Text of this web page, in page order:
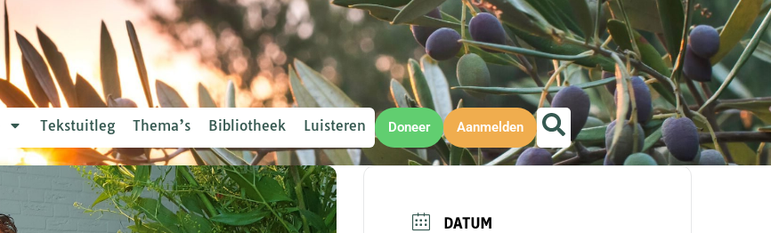
Tekstuitleg Thema’s Bibliotheek Luisteren Doneer Aanmelden
DATUM